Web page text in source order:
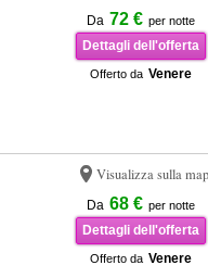
Da 72 € per notte
Dettagli dell'offerta
Offerto da Venere
Visualizza sulla
Da 68 € per notte
Dettagli dell'offerta
Offerto da Venere